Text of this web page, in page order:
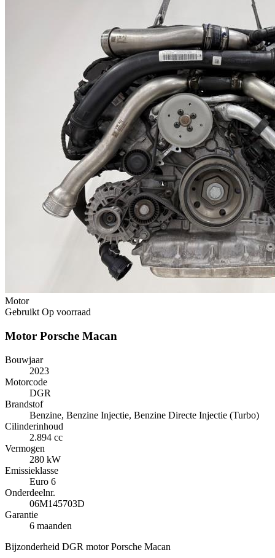
Motor
Gebruikt Op voorraad
Motor Porsche Macan
Bouwjaar
2023
Motorcode
DGR
Brandstof
Benzine, Benzine Injectie, Benzine Directe Injectie (Turbo)
Cilinderinhoud
2.894 cc
Vermogen
280 kW
Emissieklasse
Euro 6
Onderdeelnr.
06M145703D
Garantie
6 maanden
Bijzonderheid DGR motor Porsche Macan